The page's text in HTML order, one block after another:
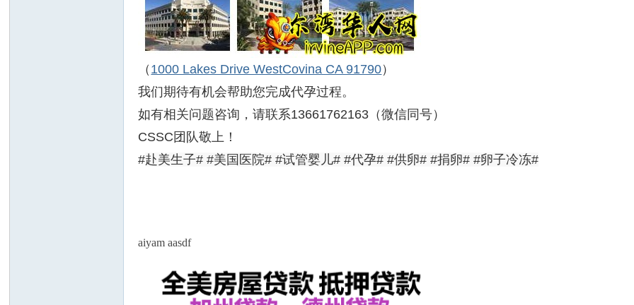
（ 1000 Lakes Drive WestCovina CA 91790）
我们期待有机会帮助您完成代孕过程。
如有相关问题咨询，请联系13661762163（微信同号）
CSSC团队敬上！
#赴美生子# #美国医院# #试管婴儿# #代孕# #供卵# #捐卵# #卵子冷冻#
aiyam aasdf